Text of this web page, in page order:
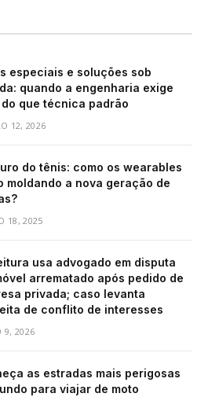
especiais e soluções sob
quando a engenharia exige
do que técnica padrão
12, 2026
do tênis: como os wearables
moldando a nova geração de
18, 2025
usa advogado em disputa
arrematado após pedido de
privada; caso levanta
de conflito de interesses
9, 2026
as estradas mais perigosas
para viajar de moto